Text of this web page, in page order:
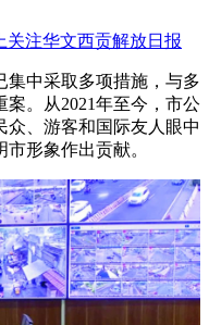
上关注华文西贡解放日报
集中采取多项措施，与多
。从2021年至今，市公
众、游客和国际友人眼中
形象作出贡献。